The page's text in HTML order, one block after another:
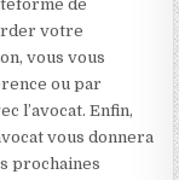
de
votre
vous vous
ou par
l’avocat. Enfin,
vous donnera
prochaines